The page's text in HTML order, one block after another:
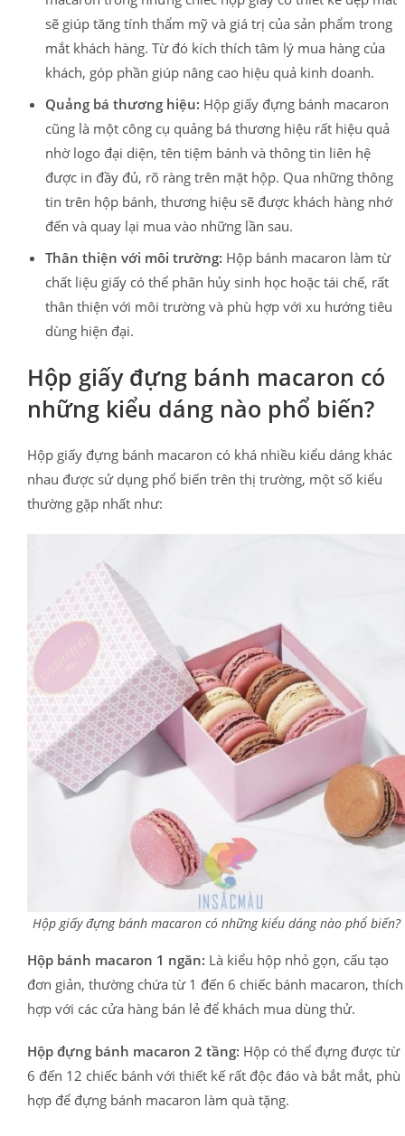
sẽ giúp tăng tính thẩm mỹ và giá trị của sản phẩm trong
mắt khách hàng. Từ đó kích thích tâm lý mua hàng của
khách, góp phần giúp nâng cao hiệu quả kinh doanh.
Quảng bá thương hiệu: Hộp giấy đựng bánh macaron
cũng là một công cụ quảng bá thương hiệu rất hiệu quả
nhờ logo đại diện, tên tiệm bánh và thông tin liên hệ
được in đầy đủ, rõ ràng trên mặt hộp. Qua những thông
tin trên hộp bánh, thương hiệu sẽ được khách hàng nhớ
đến và quay lại mua vào những lần sau.
Thân thiện với môi trường: Hộp bánh macaron làm từ
chất liệu giấy có thể phân hủy sinh học hoặc tái chế, rất
thân thiện với môi trường và phù hợp với xu hướng tiêu
dùng hiện đại.
Hộp giấy đựng bánh macaron có
những kiểu dáng nào phổ biến?
Hộp giấy đựng bánh macaron có khá nhiều kiểu dáng khác
nhau được sử dụng phổ biến trên thị trường, một số kiểu
thường gặp nhất như:
Hộp giấy đựng bánh macaron có những kiểu dáng nào phổ biến?
Hộp bánh macaron 1 ngăn: Là kiểu hộp nhỏ gọn, cấu tạo
đơn giản, thường chứa từ 1 đến 6 chiếc bánh macaron, thích
hợp với các cửa hàng bán lẻ để khách mua dùng thử.
Hộp đựng bánh macaron 2 tầng: Hộp có thể đựng được từ
6 đến 12 chiếc bánh với thiết kế rất độc đáo và bắt mắt, phù
hợp để đựng bánh macaron làm quà tặng.